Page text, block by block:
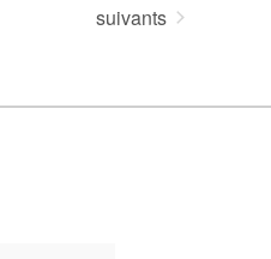
Évènements
suivants